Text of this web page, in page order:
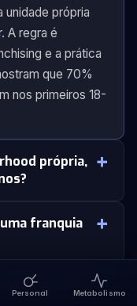
própria
A regra é
e a prática
que 70%
nos primeiros 18-
própria,
franquia
própria
Personal Metabolismo